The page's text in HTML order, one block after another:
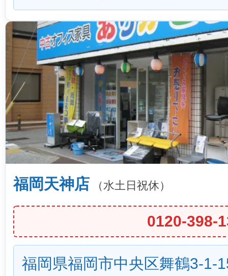
福岡天神店 （水土日祝休）
0120-398-
福岡県福岡市中央区舞鶴3-1-